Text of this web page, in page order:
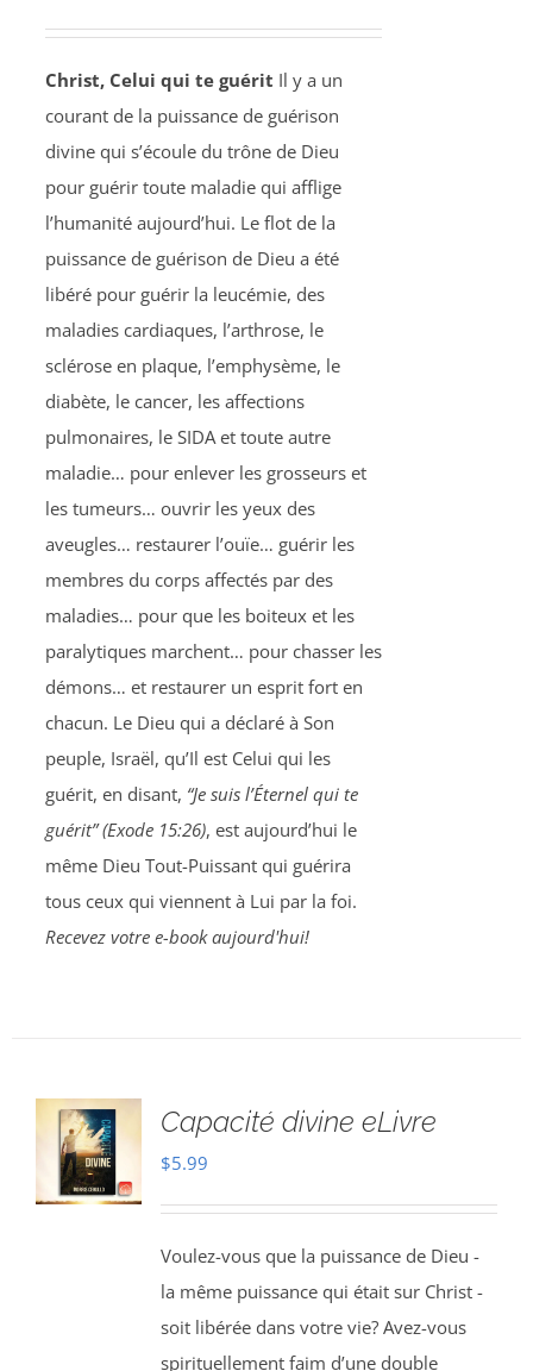
Christ, Celui qui te guérit Il y a un
courant de la puissance de guérison
divine qui s’écoule du trône de Dieu
pour guérir toute maladie qui afflige
l’humanité aujourd’hui. Le flot de la
puissance de guérison de Dieu a été
libéré pour guérir la leucémie, des
maladies cardiaques, l’arthrose, le
sclérose en plaque, l’emphysème, le
diabète, le cancer, les affections
pulmonaires, le SIDA et toute autre
maladie… pour enlever les grosseurs et
les tumeurs… ouvrir les yeux des
aveugles… restaurer l’ouïe… guérir les
membres du corps affectés par des
maladies… pour que les boiteux et les
paralytiques marchent… pour chasser les
démons… et restaurer un esprit fort en
chacun. Le Dieu qui a déclaré à Son
peuple, Israël, qu’Il est Celui qui les
guérit, en disant, “Je suis l’Éternel qui te
guérit” (Exode 15:26), est aujourd’hui le
même Dieu Tout-Puissant qui guérira
tous ceux qui viennent à Lui par la foi.
Recevez votre e-book aujourd'hui!
Capacité divine eLivre
$5.99
Voulez-vous que la puissance de Dieu -
la même puissance qui était sur Christ -
soit libérée dans votre vie? Avez-vous
spirituellement faim d’une double